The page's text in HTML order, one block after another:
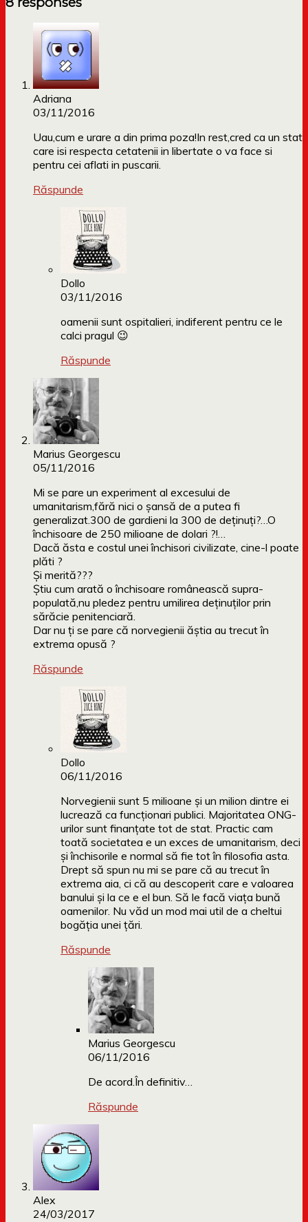
Adriana
03/11/2016
Uau,cum e urare a din prima poza!In rest,cred ca un stat
care isi respecta cetatenii in libertate o va face si
pentru cei aflati in puscarii.
Răspunde
Dollo
03/11/2016
oamenii sunt ospitalieri, indiferent pentru ce le
calci pragul 😉
Răspunde
Marius Georgescu
05/11/2016
Mi se pare un experiment al excesului de
umanitarism,fără nici o șansă de a putea fi
generalizat.300 de gardieni la 300 de deținuți?…O
închisoare de 250 milioane de dolari ?!…
Dacă ăsta e costul unei închisori civilizate, cine-l poate
plăti ?
Și merită???
Știu cum arată o închisoare românească supra-
populată,nu pledez pentru umilirea deținuților prin
sărăcie penitenciară.
Dar nu ți se pare că norvegienii ăștia au trecut în
extrema opusă ?
Răspunde
Dollo
06/11/2016
Norvegienii sunt 5 milioane și un milion dintre ei
lucrează ca funcționari publici. Majoritatea ONG-
urilor sunt finanțate tot de stat. Practic cam
toată societatea e un exces de umanitarism, deci
și închisorile e normal să fie tot în filosofia asta.
Drept să spun nu mi se pare că au trecut în
extrema aia, ci că au descoperit care e valoarea
banului și la ce e el bun. Să le facă viața bună
oamenilor. Nu văd un mod mai util de a cheltui
bogăția unei țări.
Răspunde
Marius Georgescu
06/11/2016
De acord.În definitiv…
Răspunde
Alex
24/03/2017